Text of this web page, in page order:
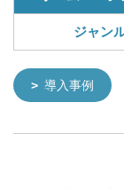
ジャン
導入事例